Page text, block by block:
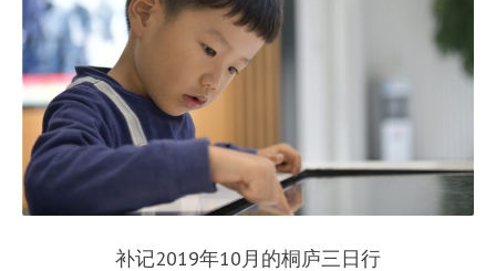
补记2019年10月的桐庐三日行